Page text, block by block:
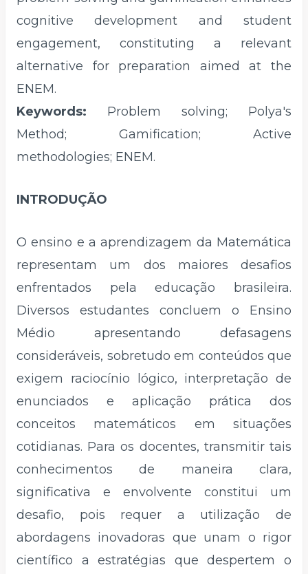
cognitive development and student
engagement, constituting a relevant
alternative for preparation aimed at the
ENEM.
Keywords: Problem solving; Polya's
Method; Gamification; Active
methodologies; ENEM.
INTRODUÇÃO
O ensino e a aprendizagem da Matemática
representam um dos maiores desafios
enfrentados pela educação brasileira.
Diversos estudantes concluem o Ensino
Médio apresentando defasagens
consideráveis, sobretudo em conteúdos que
exigem raciocínio lógico, interpretação de
enunciados e aplicação prática dos
conceitos matemáticos em situações
cotidianas. Para os docentes, transmitir tais
conhecimentos de maneira clara,
significativa e envolvente constitui um
desafio, pois requer a utilização de
abordagens inovadoras que unam o rigor
científico a estratégias que despertem o